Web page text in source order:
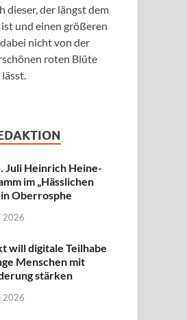
dieser, der längst dem
und einen größeren
nicht von der
roten Blüte
Juli Heinrich Heine-
im „Hässlichen
in Oberrosphe
2026
will digitale Teilhabe
Menschen mit
stärken
2026